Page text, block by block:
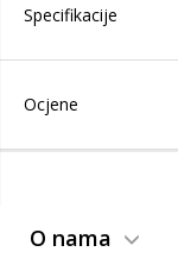
Specifikacije
Ocjene
O nama